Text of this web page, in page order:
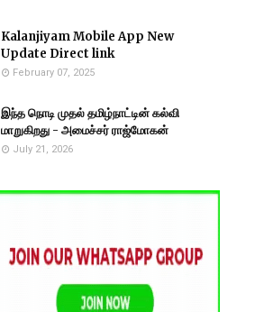
Kalanjiyam Mobile App New
Update Direct link
February 07, 2025
இந்த நொடி முதல் தமிழ்நாட்டின் கல்வி
மாறுகிறது - அமைச்சர் ராஜ்மோகன்
July 21, 2026